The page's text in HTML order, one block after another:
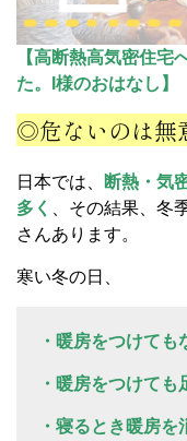
【高断熱高気密住宅
た。I様のおはなし】
◎危ないのは無
日本では、
断熱・気
多く
、その結果、冬
さんあります。
寒い冬の日、
・暖房をつけて
・暖房をつけても
・寝るとき暖房